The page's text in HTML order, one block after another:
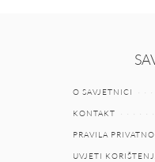
O SAVJETNICI
KONTAKT
PRAVILA
UVJETI